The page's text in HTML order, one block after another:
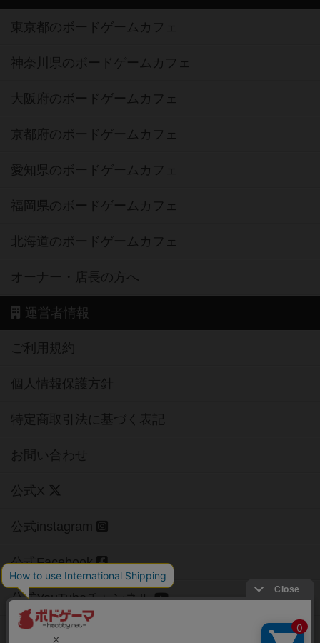
東京都のボードゲームカフェ
神奈川県のボードゲームカフェ
大阪府のボードゲームカフェ
京都府のボードゲームカフェ
愛知県のボードゲームカフェ
福岡県のボードゲームカフェ
北海道のボードゲームカフェ
オーナー・店長の方へ
運営者情報
ご利用規約
個人情報保護方針
特定商取引法に基づく表記
お問い合わせ
公式X
公式instagram
公式Facebook
公式YouTubeチャンネル